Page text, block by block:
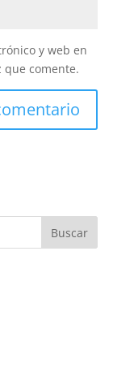
y web en
que comente.